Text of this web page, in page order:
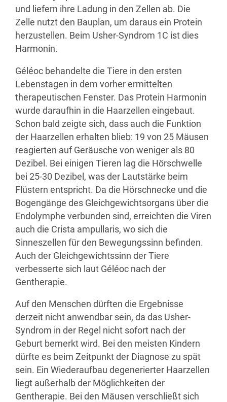
und liefern ihre Ladung in den Zellen ab. Die
Zelle nutzt den Bauplan, um daraus ein Protein
herzustellen. Beim Usher-Syndrom 1C ist dies
Harmonin.
Géléoc behandelte die Tiere in den ersten
Lebenstagen in dem vorher ermittelten
therapeutischen Fenster. Das Protein Harmonin
wurde daraufhin in die Haarzellen eingebaut.
Schon bald zeigte sich, dass auch die Funktion
der Haarzellen erhalten blieb: 19 von 25 Mäusen
reagierten auf Geräusche von weniger als 80
Dezibel. Bei einigen Tieren lag die Hörschwelle
bei 25-30 Dezibel, was der Lautstärke beim
Flüstern entspricht. Da die Hörschnecke und die
Bogengänge des Gleichgewichtsorgans über die
Endolymphe verbunden sind, erreichten die Viren
auch die Crista ampullaris, wo sich die
Sinneszellen für den Bewegungssinn befinden.
Auch der Gleichgewichtssinn der Tiere
verbesserte sich laut Géléoc nach der
Gentherapie.
Auf den Menschen dürften die Ergebnisse
derzeit nicht anwendbar sein, da das Usher-
Syndrom in der Regel nicht sofort nach der
Geburt bemerkt wird. Bei den meisten Kindern
dürfte es beim Zeitpunkt der Diagnose zu spät
sein. Ein Wiederaufbau degenerierter Haarzellen
liegt außerhalb der Möglichkeiten der
Gentherapie. Bei den Mäusen verschließt sich